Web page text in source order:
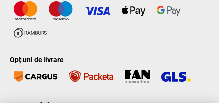
Opțiuni de livrare